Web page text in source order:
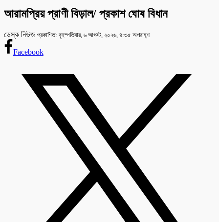
আরামপ্রিয় প্রাণী বিড়াল/ প্রকাশ ঘোষ বিধান
ডেস্ক নিউজ প্রকাশিত: বৃহস্পতিবার, ৬ আগস্ট, ২০২৬, ৪:৩৫ অপরাহ্ণ
Facebook